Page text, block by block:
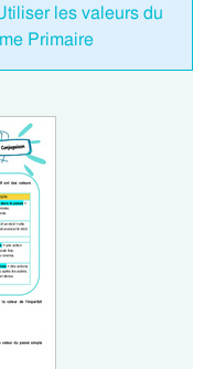
les valeurs du
Primaire